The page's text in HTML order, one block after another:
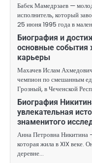
Бабек Мамедрзаев —
исполнитель, который
25 июня 1995 года в
Биография и
основные
карьеры
Махачев Ислам
чемпион по смешанным
Грозный, в Чеченской
Биография
увлекательная
знаменитого
Анна Петровна Никитина
которая жила в XIX веке.
деревне…